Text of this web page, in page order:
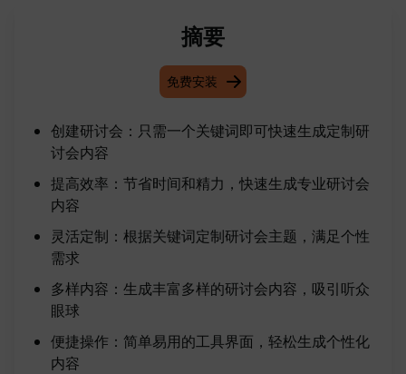
摘要
免费安装
创建研讨会：只需一个关键词即可快速生成定制研
讨会内容
提高效率：节省时间和精力，快速生成专业研讨会
内容
灵活定制：根据关键词定制研讨会主题，满足个性
需求
多样内容：生成丰富多样的研讨会内容，吸引听众
眼球
便捷操作：简单易用的工具界面，轻松生成个性化
内容